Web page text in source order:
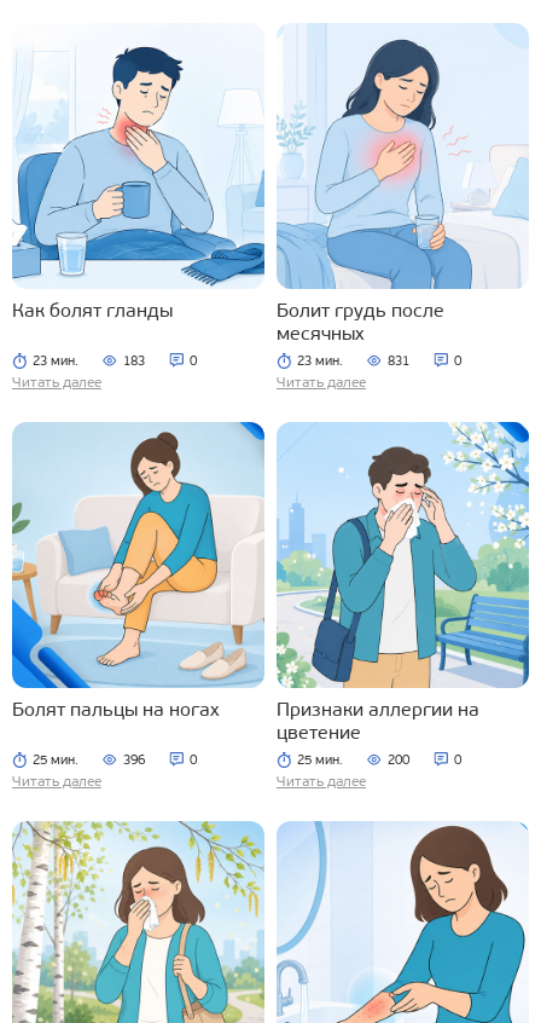
Как болят гланды
23 мин. 183 0
Читать далее
Болит грудь после
месячных
23 мин. 831 0
Читать далее
Болят пальцы на ногах
25 мин. 396 0
Читать далее
Признаки аллергии на
цветение
25 мин. 200 0
Читать далее